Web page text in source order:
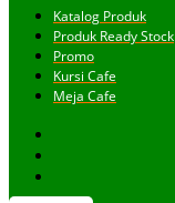
Katalog Produk
Produk Ready Stock
Promo
Kursi Cafe
Meja Cafe